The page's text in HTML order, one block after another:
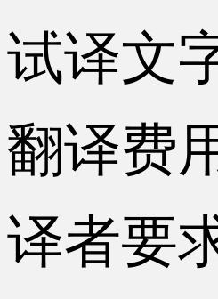
试译文
翻译费
译者要